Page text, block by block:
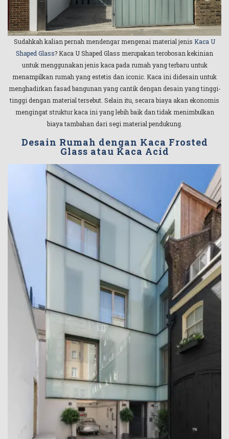
Sudahkah kalian pernah mendengar mengenai material jenis Kaca U
Shaped Glass? Kaca U Shaped Glass merupakan terobosan kekinian
untuk menggunakan jenis kaca pada rumah yang terbaru untuk
menampilkan rumah yang estetis dan iconic. Kaca ini didesain untuk
menghadirkan fasad bangunan yang cantik dengan desain yang tinggi-
tinggi dengan material tersebut. Selain itu, secara biaya akan ekonomis
mengingat struktur kaca ini yang lebih baik dan tidak menimbulkan
biaya tambahan dari segi material pendukung.
Desain Rumah dengan Kaca Frosted
Glass atau Kaca Acid